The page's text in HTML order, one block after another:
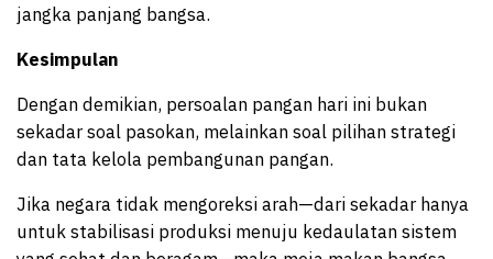
jangka panjang bangsa.
Kesimpulan
Dengan demikian, persoalan pangan hari ini bukan
sekadar soal pasokan, melainkan soal pilihan strategi
dan tata kelola pembangunan pangan.
Jika negara tidak mengoreksi arah—dari sekadar hanya
untuk stabilisasi produksi menuju kedaulatan sistem